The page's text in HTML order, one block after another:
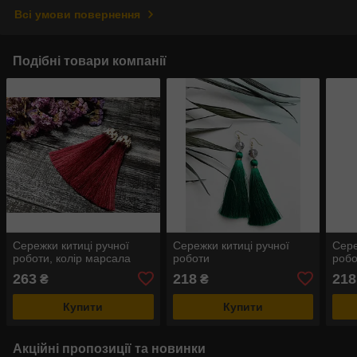
Всі умови повернення
Подібні товари компанії
Сережки китиці ручної
роботи, колір марсала
263 ₴
Купити
Сережки китиці ручної
роботи
218₴
Купити
218
Акційні пропозиції та новинки